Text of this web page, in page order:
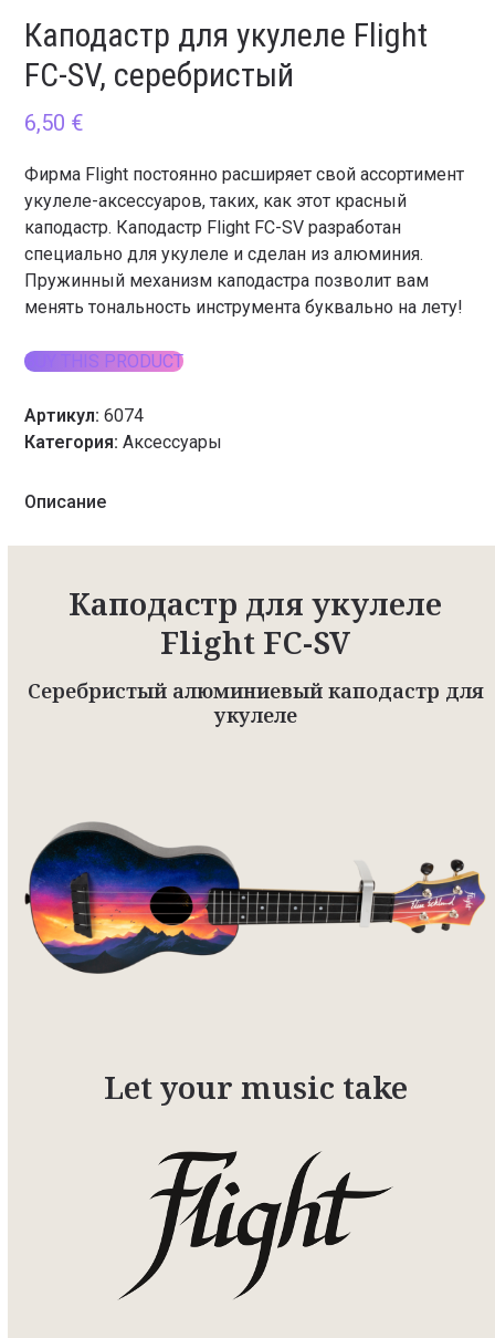
Каподастр для укулеле Flight
FC-SV, серебристый
6,50 €
Фирма Flight постоянно расширяет свой ассортимент
укулеле-аксессуаров, таких, как этот красный
каподастр. Каподастр Flight FC-SV разработан
специально для укулеле и сделан из алюминия.
Пружинный механизм каподастра позволит вам
менять тональность инструмента буквально на лету!
BUY THIS PRODUCT
Артикул:6074
Категория:Аксессуары
Описание
Каподастр для укулеле
Flight FC-SV
Серебристый алюминиевый каподастр для
укулеле
Let your music take